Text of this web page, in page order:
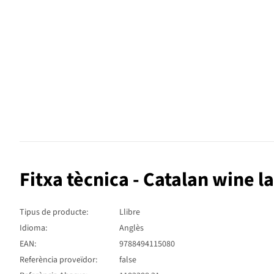
Fitxa tècnica - Catalan wine
Tipus de producte:
Llibre
Idioma:
Anglès
EAN:
9788494115080
Referència proveïdor:
false